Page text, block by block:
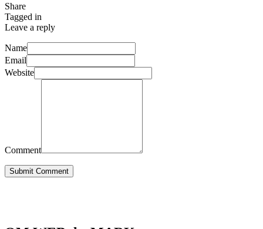
Share
Tagged in
Leave a reply
Name
Email
Website
Comment
Submit Comment